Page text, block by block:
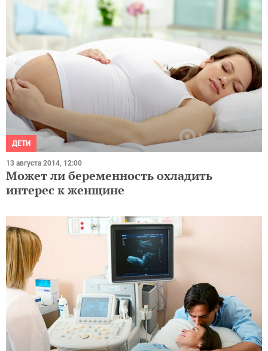
ДЕТИ
13 августа 2014, 12:00
Может ли беременность охладить
интерес к женщине